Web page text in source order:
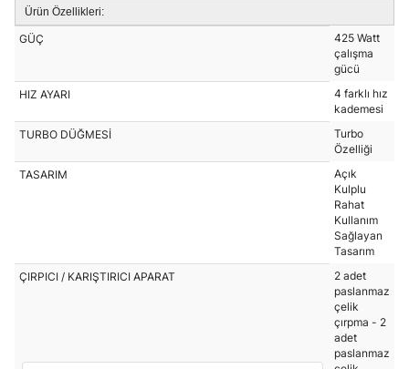
Ürün Özellikleri:
GÜÇ
425 Watt
çalışma
gücü
HIZ AYARI
4 farklı hız
kademesi
TURBO DÜĞMESİ
Turbo
Özelliği
TASARIM
Açık
Kulplu
Rahat
Kullanım
Sağlayan
Tasarım
ÇIRPICI / KARIŞTIRICI APARAT
2 adet
paslanmaz
çelik
çırpma - 2
adet
paslanmaz